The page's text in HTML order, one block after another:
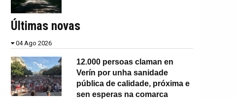
Últimas novas
04 Ago 2026
12.000 persoas claman en
Verín por unha sanidade
pública de calidade, próxima e
sen esperas na comarca